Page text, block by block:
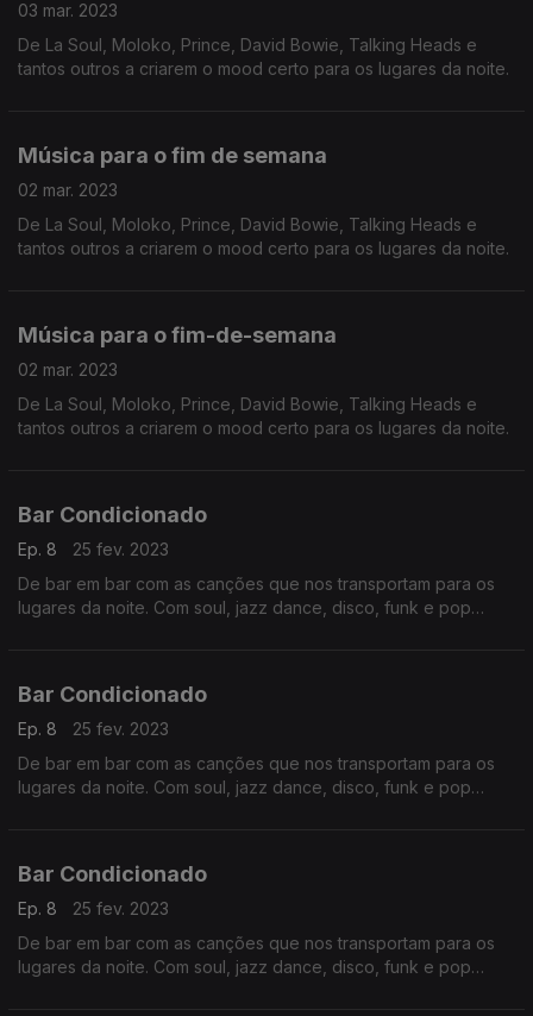
03 mar. 2023
De La Soul, Moloko, Prince, David Bowie, Talking Heads e
tantos outros a criarem o mood certo para os lugares da noite.
Música para o fim de semana
02 mar. 2023
De La Soul, Moloko, Prince, David Bowie, Talking Heads e
tantos outros a criarem o mood certo para os lugares da noite.
Música para o fim-de-semana
02 mar. 2023
De La Soul, Moloko, Prince, David Bowie, Talking Heads e
tantos outros a criarem o mood certo para os lugares da noite.
Bar Condicionado
Ep. 8
25 fev. 2023
De bar em bar com as canções que nos transportam para os
lugares da noite. Com soul, jazz dance, disco, funk e pop
Bar Condicionado
Ep. 8
25 fev. 2023
De bar em bar com as canções que nos transportam para os
lugares da noite. Com soul, jazz dance, disco, funk e pop
Bar Condicionado
Ep. 8
25 fev. 2023
De bar em bar com as canções que nos transportam para os
lugares da noite. Com soul, jazz dance, disco, funk e pop